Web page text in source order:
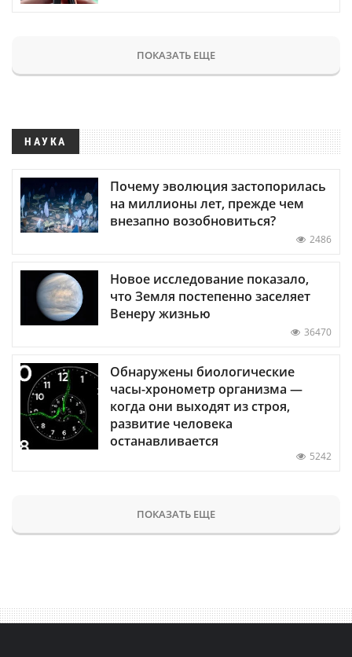
ПОКАЗАТЬ ЕЩЕ
НАУКА
Почему эволюция застопорилась
на миллионы лет, прежде чем
внезапно возобновиться?
2486
Новое исследование показало,
что Земля постепенно заселяет
Венеру жизнью
36470
Обнаружены биологические
часы-хронометр организма —
когда они выходят из строя,
развитие человека
останавливается
5242
ПОКАЗАТЬ ЕЩЕ